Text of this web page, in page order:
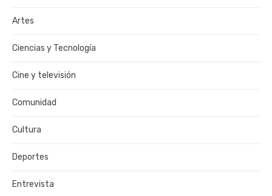
Artes
Ciencias y Tecnología
Cine y televisión
Comunidad
Cultura
Deportes
Entrevista